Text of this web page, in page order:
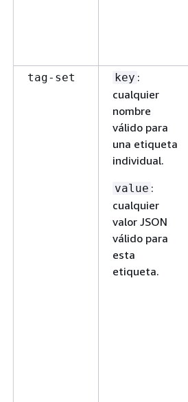
tag-set key :
cualquier
nombre
válido para
una etiqueta
individual.
value :
cualquier
valor JSON
válido para
esta
etiqueta.